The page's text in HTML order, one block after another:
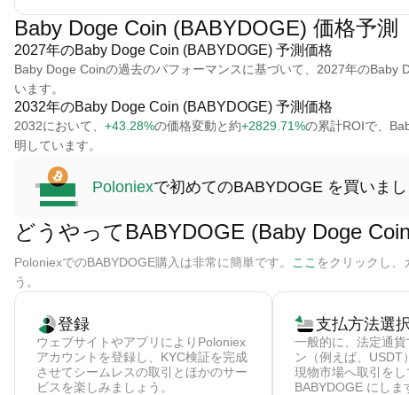
Baby Doge Coin (BABYDOGE) 価格予測
2027年のBaby Doge Coin (BABYDOGE) 予測価格
Baby Doge Coinの過去のパフォーマンスに基づいて、2027年のBaby
います。
2032年のBaby Doge Coin (BABYDOGE) 予測価格
2032において、 +43.28%の価格変動と約+2829.71%の累計ROIで、
明しています。
Poloniexで初めてのBABYDOGE を買いまし
どうやってBABYDOGE (Baby Doge
PoloniexでのBABYDOGE購入は非常に簡単です。 ここ をクリックし、
う。
登録
ウェブサイトやアプリによりPoloniex
アカウントを登録し、KYC検証を完成
させてシームレスの取引とほかのサー
ビスを楽しみましょう。
支払方法選
一般的に、法定通
ン（例えば、USDT
現物市場へ取引をし
BABYDOGE にしま